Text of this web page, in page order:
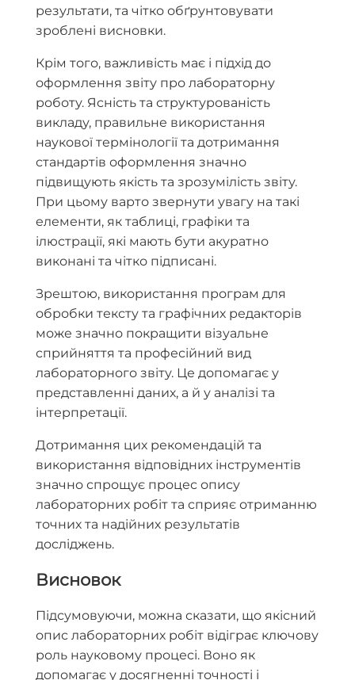
результати, та чітко обґрунтовувати
зроблені висновки.
Крім того, важливість має і підхід до
оформлення звіту про лабораторну
роботу. Ясність та структурованість
викладу, правильне використання
наукової термінології та дотримання
стандартів оформлення значно
підвищують якість та зрозумілість звіту.
При цьому варто звернути увагу на такі
елементи, як таблиці, графіки та
ілюстрації, які мають бути акуратно
виконані та чітко підписані.
Зрештою, використання програм для
обробки тексту та графічних редакторів
може значно покращити візуальне
сприйняття та професійний вид
лабораторного звіту. Це допомагає у
представленні даних, а й у аналізі та
інтерпретації.
Дотримання цих рекомендацій та
використання відповідних інструментів
значно спрощує процес опису
лабораторних робіт та сприяє отриманню
точних та надійних результатів
досліджень.
Висновок
Підсумовуючи, можна сказати, що якісний
опис лабораторних робіт відіграє ключову
роль науковому процесі. Воно як
допомагає у досягненні точності і